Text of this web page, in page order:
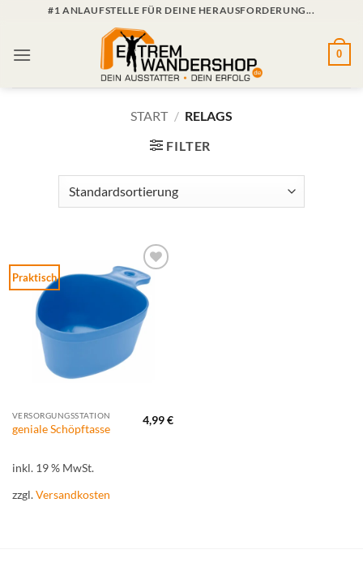
#1 ANLAUFSTELLE FÜR DEINE HERAUSFORDERUNG...
0
START / RELAGS
FILTER
Praktisch
Zur
Wunschliste
hinzufügen
VERSORGUNGSSTATION
geniale Schöpftasse
4,99€
inkl. 19 % MwSt.
zzgl.Versandkosten